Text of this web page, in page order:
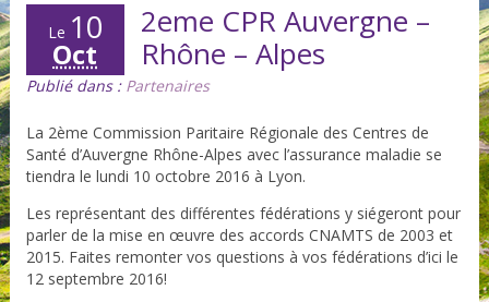
Le 10
Oct
2eme CPR Auvergne –
Rhône – Alpes
Publié dans : Partenaires
La 2ème Commission Paritaire Régionale des Centres de
Santé d’Auvergne Rhône-Alpes avec l’assurance maladie se
tiendra le lundi 10 octobre 2016 à Lyon.
Les représentant des différentes fédérations y siégeront pour
parler de la mise en œuvre des accords CNAMTS de 2003 et
2015. Faites remonter vos questions à vos fédérations d’ici le
12 septembre 2016!